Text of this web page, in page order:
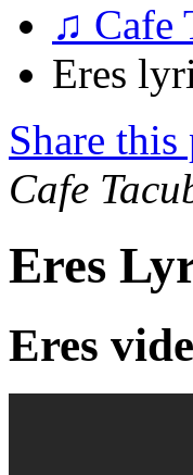
♫ Cafe
Eres
Share this
Cafe
Eres
Eres